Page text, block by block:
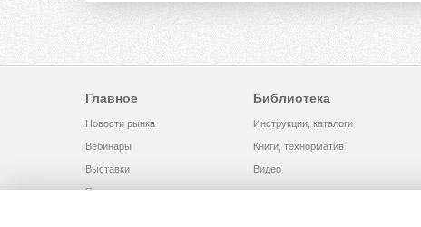
Главное
Новости рынка
Вебинары
Выставки
Помощь
Библиотека
Инструкции, каталоги
Книги, технорматив
Видео